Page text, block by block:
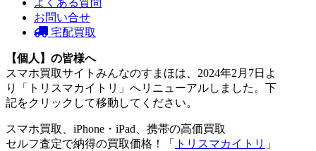
お問い合せ
宅配買取
【個人】の皆様へ
スマホ買取サイトみんなのすまほは、2024年2月7日よ
り「トリスマカイトリ」へリニューアルしました。下
記をクリックして移動してください。
スマホ買取、iPhone・iPad、携帯の高価買取
セルフ査定で納得の買取価格！「
トリスマカイトリ 」